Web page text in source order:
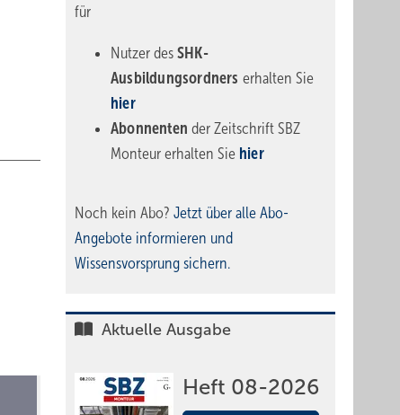
für
Nutzer des SHK-
Ausbildungsordners erhalten Sie
hier
Abonnentender Zeitschrift SBZ
Monteur erhalten Sie hier
Noch kein Abo? Jetzt über alle Abo-
Angebote informieren und
Wissensvorsprung sichern.
Aktuelle Ausgabe
Heft 08-2026